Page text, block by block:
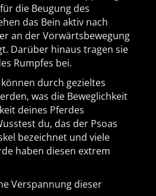
die Beugung des
das Bein aktiv nach
an der Vorwärtsbewegung
Darüber hinaus tragen sie
Rumpfes bei.
durch gezieltes
was die Beweglichkeit
deines Pferdes
du, das der Psoas
bezeichnet und viele
haben diesen extrem
Verspannung dieser